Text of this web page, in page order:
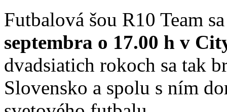
Futbalová šou R10 Team
septembra o 17.00 h v
dvadsiatich rokoch sa tak
Slovensko a spolu s ním